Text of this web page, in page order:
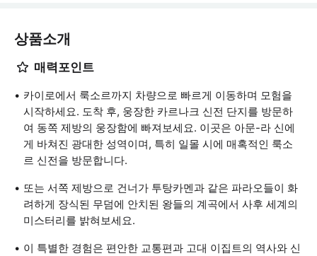
상품소개
매력포인트
카이로에서 룩소르까지 차량으로 빠르게 이동하며 모험을
시작하세요. 도착 후, 웅장한 카르나크 신전 단지를 방문하
여 동쪽 제방의 웅장함에 빠져보세요. 이곳은 아문-라 신에
게 바쳐진 광대한 성역이며, 특히 일몰 시에 매혹적인 룩소
르 신전을 방문합니다.
또는 서쪽 제방으로 건너가 투탕카멘과 같은 파라오들이 화
려하게 장식된 무덤에 안치된 왕들의 계곡에서 사후 세계의
미스터리를 밝혀보세요.
이 특별한 경험은 편안한 교통편과 고대 이집트의 역사와 신